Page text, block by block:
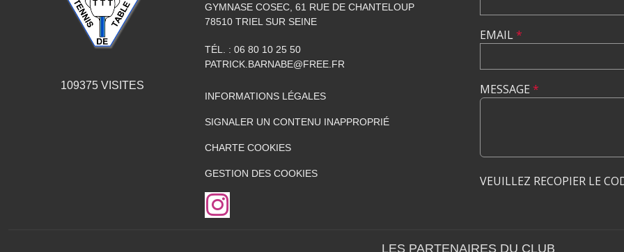
109375 VISITES
GYMNASE COSEC, 61 RUE DE CHANTELOUP
78510 TRIEL SUR SEINE
TÉL. : 06 80 10 25 50
PATRICK.BARNABE@FREE.FR
INFORMATIONS LÉGALES
SIGNALER UN CONTENU INAPPROPRIÉ
CHARTE COOKIES
GESTION DES COOKIES
EMAIL*
MESSAGE *
VEUILLEZ RECOPIER LE
LES PARTENAIRES DU CLUB